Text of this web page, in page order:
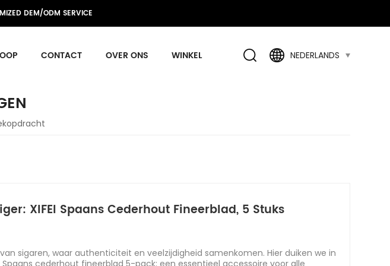
DEM/ODM SERVICE
CONTACT OVER ONS WINKEL NEDERLANDS
XIFEI Spaans Cederhout Fineerblad, 5 Stuks
sigaren, waar authenticiteit en veelzijdigheid samenkomen. Hier duiken we in
Spaans cederhout fineerblad 5-pack: een essentieel accessoire voor alle